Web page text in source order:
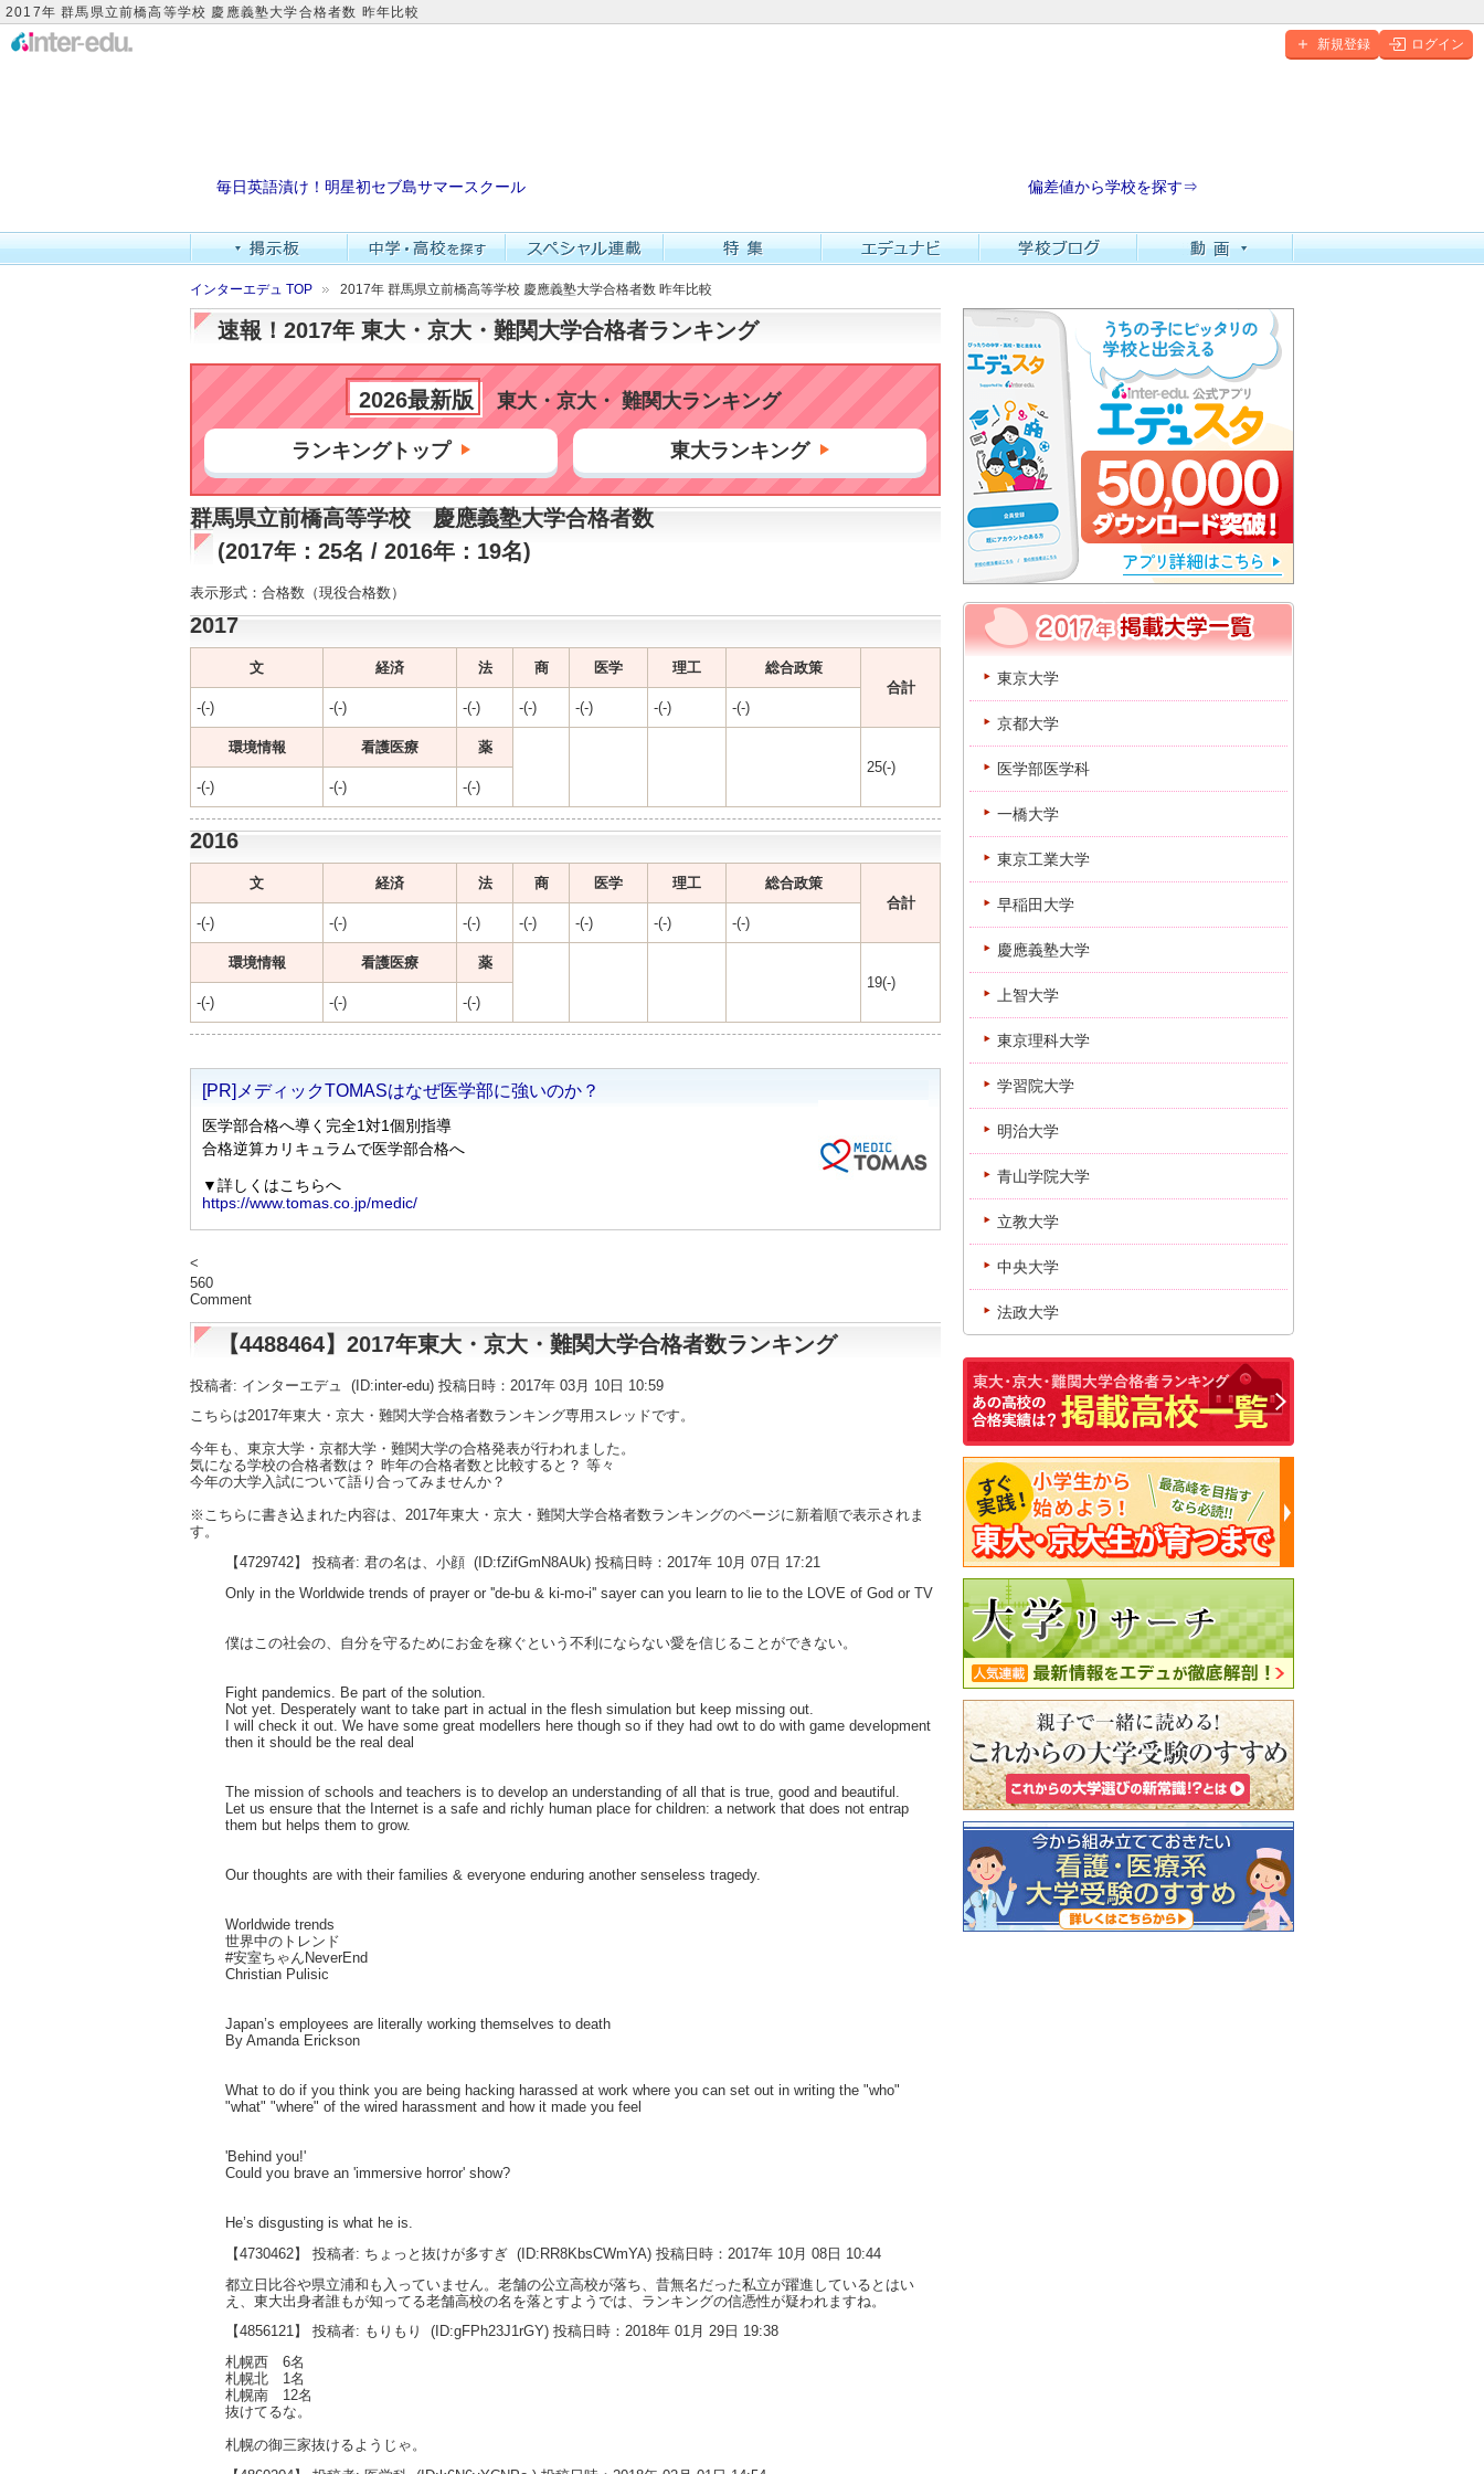
2017年 群馬県立前橋高等学校 慶應義塾大学合格者数 昨年比較
新規登録 ログイン
毎日英語漬け！明星初セブ島サマースクール 偏差値から学校を探す⇒
インターエデュ TOP 2017年 群馬県立前橋高等学校 慶應義塾大学合格者数 昨年比較
速報！2017年 東大・京大・難関大学合格者ランキング
2026最新版 東大・京大・ 難関大ランキング
ランキングトップ 東大ランキング
群馬県立前橋高等学校 慶應義塾大学合格者数
(2017年：25名 / 2016年：19名)
表示形式：合格数（現役合格数）
2017
文 経済 法 商 医学 理工
総合政策
合計
-(-)
-(-) -(-) -(-) -(-) -(-) -(-)
環境情報 看護医療
薬
25(-)
-(-)
-(-) -(-)
2016
文 経済 法 商 医学 理工
総合政策
合計
-(-)
-(-) -(-) -(-) -(-) -(-) -(-)
環境情報 看護医療
薬
19(-)
-(-)
-(-) -(-)
<
560
Comment
【4488464】2017年東大・京大・難関大学合格者数ランキング
投稿者: インターエデュ
(ID:inter-edu) 投稿日時：2017年 03月 10日 10:59
こちらは2017年東大・京大・難関大学合格者数ランキング専用スレッドです。
今年も、東京大学・京都大学・難関大学の合格発表が行われました。
気になる学校の合格者数は？ 昨年の合格者数と比較すると？ 等々
今年の大学入試について語り合ってみませんか？
※こちらに書き込まれた内容は、2017年東大・京大・難関大学合格者数ランキングのページに新着順で表示されま
す。
【4729742】 投稿者: 君の名は、小顔 (ID:fZifGmN8AUk) 投稿日時：2017年 10月 07日 17:21
Only in the Worldwide trends of prayer or ''de-bu & ki-mo-i'' sayer can you learn to lie to the LOVE of God or TV
僕はこの社会の、自分を守るためにお金を稼ぐという不利にならない愛を信じることができない。
Fight pandemics. Be part of the solution.
Not yet. Desperately want to take part in actual in the flesh simulation but keep missing out.
I will check it out. We have some great modellers here though so if they had owt to do with game development
then it should be the real deal
The mission of schools and teachers is to develop an understanding of all that is true, good and beautiful.
Let us ensure that the Internet is a safe and richly human place for children: a network that does not entrap
them but helps them to grow.
Our thoughts are with their families & everyone enduring another senseless tragedy.
Worldwide trends
世界中のトレンド
#安室ちゃんNeverEnd
Christian Pulisic
Japan’s employees are literally working themselves to death
By Amanda Erickson
What to do if you think you are being hacking harassed at work where you can set out in writing the "who"
"what" "where" of the wired harassment and how it made you feel
'Behind you!'
Could you brave an 'immersive horror' show?
He’s disgusting is what he is.
【4730462】 投稿者: ちょっと抜けが多すぎ (ID:RR8KbsCWmYA) 投稿日時：2017年 10月 08日 10:44
都立日比谷や県立浦和も入っていません。老舗の公立高校が落ち、昔無名だった私立が躍進しているとはい
え、東大出身者誰もが知ってる老舗高校の名を落とすようでは、ランキングの信憑性が疑われますね。
【4856121】 投稿者: もりもり
(ID:gFPh23J1rGY) 投稿日時：2018年 01月 29日 19:38
札幌西 6名
札幌北 1名
札幌南 12名
抜けてるな。
札幌の御三家抜けるようじゃ。
東京大学
京都大学
医学部医学科
一橋大学
東京工業大学
早稲田大学
慶應義塾大学
上智大学
東京理科大学
学習院大学
明治大学
青山学院大学
立教大学
中央大学
法政大学